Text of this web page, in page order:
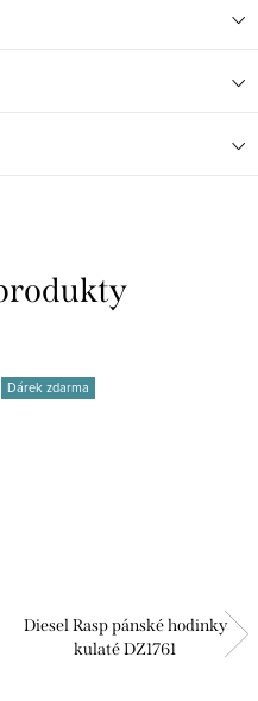
Dárek zdarma
Diesel Rasp pánské hodinky
kulaté DZ1761